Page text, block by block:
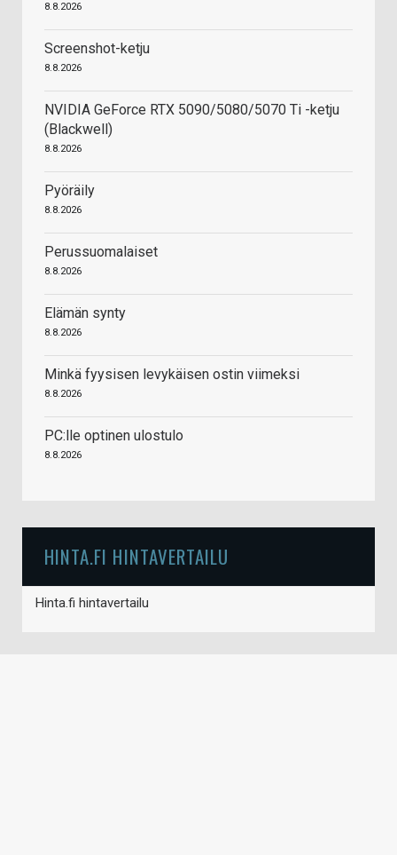
8.8.2026
Screenshot-ketju
8.8.2026
NVIDIA GeForce RTX 5090/5080/5070 Ti -ketju
(Blackwell)
8.8.2026
Pyöräily
8.8.2026
Perussuomalaiset
8.8.2026
Elämän synty
8.8.2026
Minkä fyysisen levykäisen ostin viimeksi
8.8.2026
PC:lle optinen ulostulo
8.8.2026
HINTA.FI HINTAVERTAILU
Hinta.fi hintavertailu